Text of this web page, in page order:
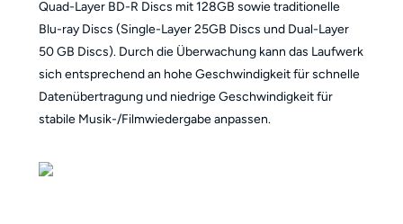
Quad-Layer BD-R Discs mit 128GB sowie traditionelle
Blu-ray Discs (Single-Layer 25GB Discs und Dual-Layer
50 GB Discs). Durch die Überwachung kann das Laufwerk
sich entsprechend an hohe Geschwindigkeit für schnelle
Datenübertragung und niedrige Geschwindigkeit für
stabile Musik-/Filmwiedergabe anpassen.